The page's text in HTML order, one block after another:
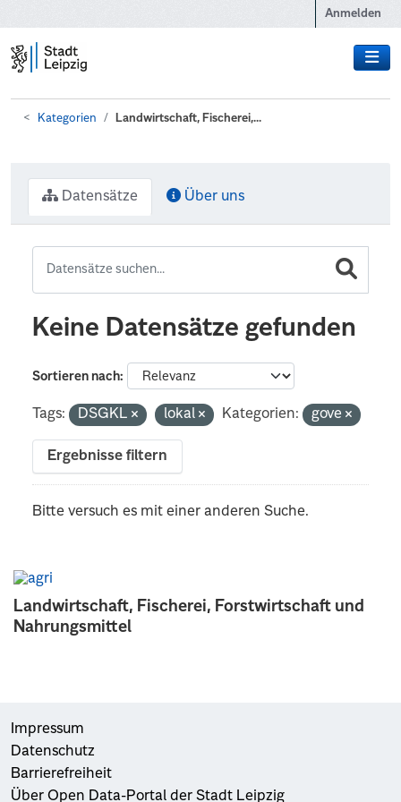
Anmelden
Kategorien Landwirtschaft, Fischerei,...
Landwirtschaft, Fischerei, Forstwirtschaft und
Nahrungsmittel
Datensätze Über uns
Keine Datensätze gefunden
Sortieren nach
Tags: DSGKL lokal Kategorien: gove
Ergebnisse filtern
Bitte versuch es mit einer anderen Suche.
Impressum
Datenschutz
Barrierefreiheit
Über Open Data-Portal der Stadt Leipzig